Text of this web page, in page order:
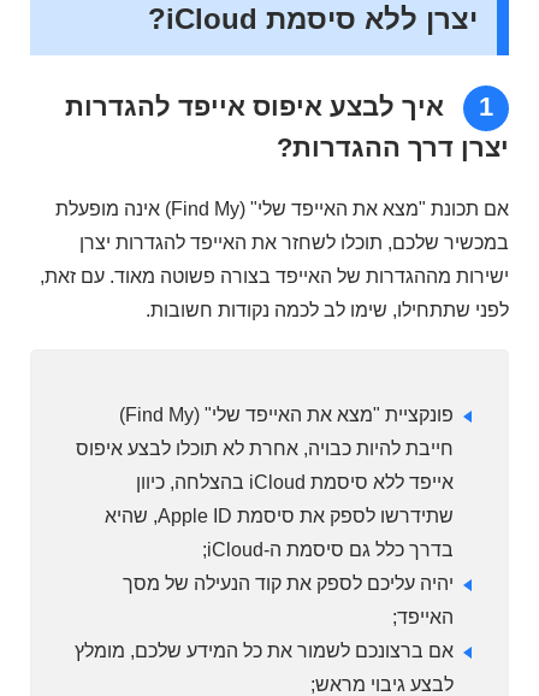
יצרן ללא סיסמת iCloud?
1
איך לבצע איפוס אייפד להגדרות
יצרן דרך ההגדרות?
אם תכונת "מצא את האייפד שלי" (Find My) אינה מופעלת
במכשיר שלכם, תוכלו לשחזר את האייפד להגדרות יצרן
ישירות מההגדרות של האייפד בצורה פשוטה מאוד. עם זאת,
לפני שתתחילו, שימו לב לכמה נקודות חשובות.
פונקציית "מצא את האייפד שלי" (Find My)
חייבת להיות כבויה, אחרת לא תוכלו לבצע איפוס
אייפד ללא סיסמת iCloud בהצלחה, כיוון
שתידרשו לספק את סיסמת Apple ID, שהיא
בדרך כלל גם סיסמת ה-iCloud;
יהיה עליכם לספק את קוד הנעילה של מסך
האייפד;
אם ברצונכם לשמור את כל המידע שלכם, מומלץ
לבצע גיבוי מראש;